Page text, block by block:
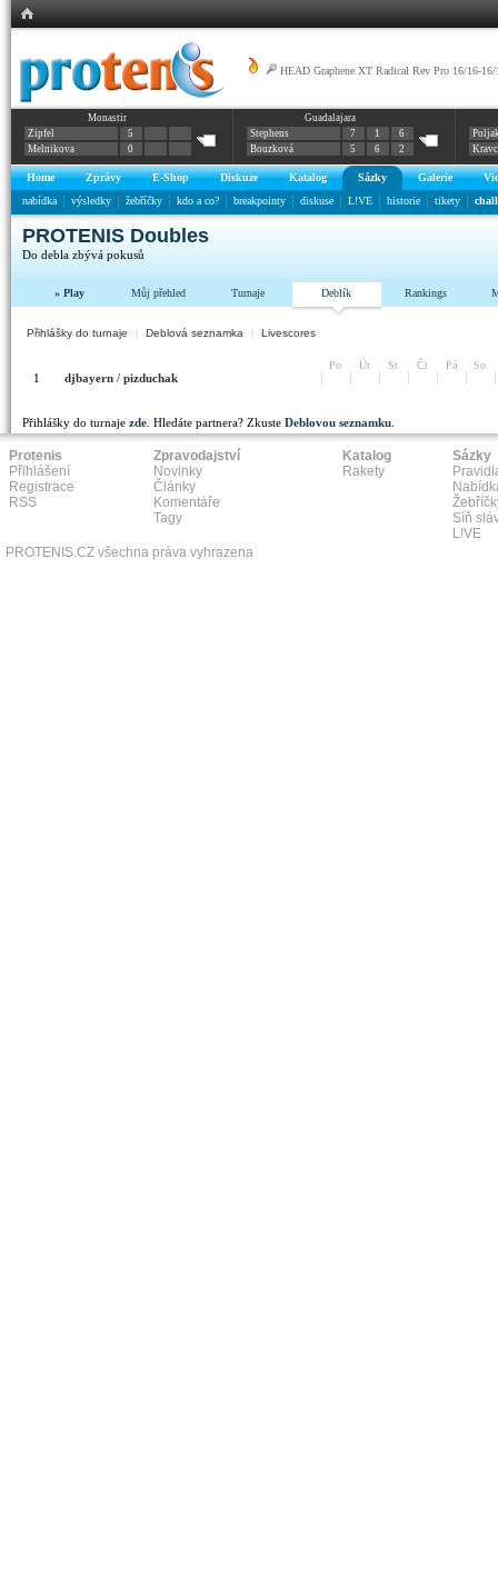
HEAD Graphene XT Radical Rev Pro 16/16-16/
Monastir
Zipfel
5
Melnikova
0
Guadalajara
Stephens
7 1
6
Bouzková
5 6 2
Home Zprávy E-Shop Diskuze Katalog Sázky Galerie
nabídka
výsledky žebříčky kdo a co? breakpointy diskuse L!VE historie tikety
PROTENIS Doubles
Do debla zbývá pokusů
» Play Můj přehled Turnaje Deblík Rankings
Přihlášky do turnaje Deblová seznamka Livescores
Po Út St Čt Pá So
1 djbayern / pizduchak
Přihlášky do turnaje zde . Hledáte partnera? Zkuste Deblovou seznamku
Protenis
Přihlášení
Registrace
RSS
Zpravodajství
Novinky
Články
Komentáře
Tagy
Katalog
Rakety
Sázky
Síň
L!VE
PROTENIS.CZ všechna práva vyhrazena